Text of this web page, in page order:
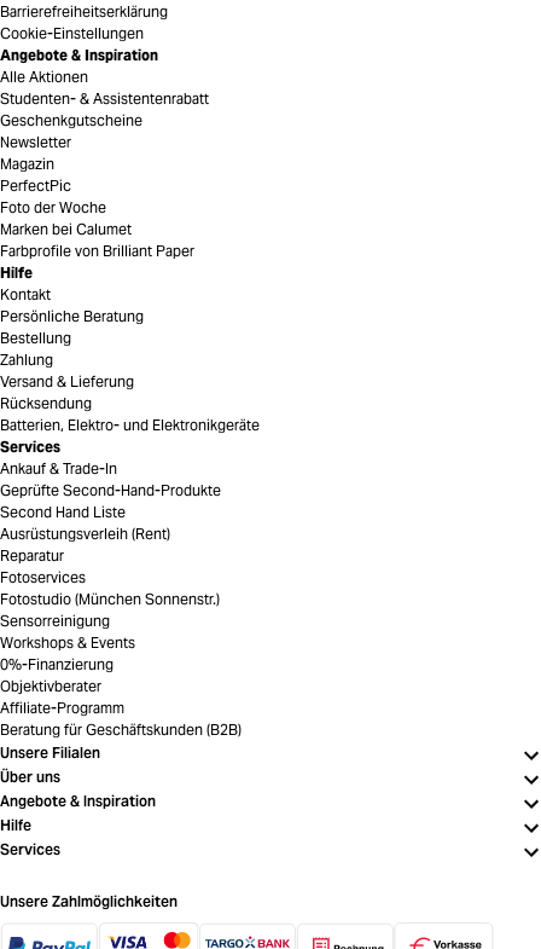
Barrierefreiheitserklärung
Cookie-Einstellungen
Angebote & Inspiration
Alle Aktionen
Studenten- & Assistentenrabatt
Geschenkgutscheine
Newsletter
Magazin
PerfectPic
Foto der Woche
Marken bei Calumet
Farbprofile von Brilliant Paper
Hilfe
Kontakt
Persönliche Beratung
Bestellung
Zahlung
Versand & Lieferung
Rücksendung
Batterien, Elektro- und Elektronikgeräte
Services
Ankauf & Trade-In
Geprüfte Second-Hand-Produkte
Second Hand Liste
Ausrüstungsverleih (Rent)
Reparatur
Fotoservices
Fotostudio (München Sonnenstr.)
Sensorreinigung
Workshops & Events
0%-Finanzierung
Objektivberater
Affiliate-Programm
Beratung für Geschäftskunden (B2B)
Unsere Filialen
Über uns
Angebote & Inspiration
Hilfe
Services
Unsere Zahlmöglichkeiten